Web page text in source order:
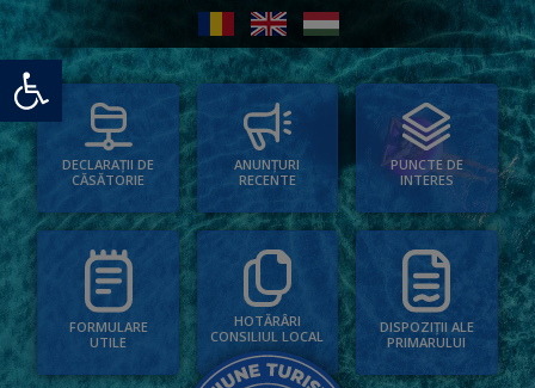
Deschide bara de unelte
DECLARAȚII DE
CĂSĂTORIE
ANUNȚURI
RECENTE
PUNCTE DE
INTERES
FORMULARE
UTILE
HOTĂRÂRI
CONSILIUL LOCAL
DISPOZIȚII ALE
PRIMARULUI